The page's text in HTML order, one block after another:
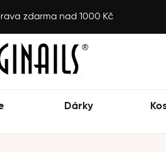
zdarma nad 1000 Kč
Dárky